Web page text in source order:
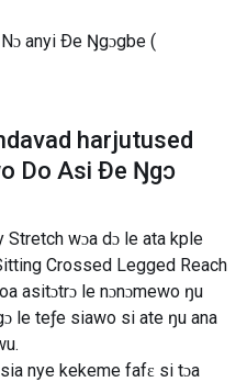
anyi Ðe Ŋgɔgbe (
harjutused
Do Asi Ðe Ŋgɔ
wɔa dɔ le ata kple
Crossed Legged Reach
asitɔtrɔ le nɔnɔmewo ŋu
le teƒe siawo si ate ŋu ana
nye kekeme fafɛ si tɔa